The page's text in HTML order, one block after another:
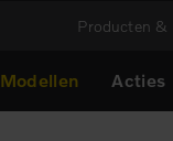
Producten &
Modellen Acties